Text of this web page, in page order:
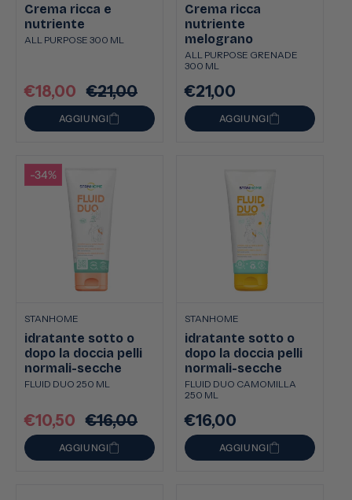
Crema ricca e
nutriente
ALL PURPOSE 300 ML
Prezzo
scontato
€18,00
Prezzo
di
listino
€21,00
AGGIUNGI
Crema ricca
nutriente
melograno
ALL PURPOSE GRENADE
300 ML
Prezzo
di
listino
€21,00
AGGIUNGI
-34%
STANHOME
idratante sotto o
dopo la doccia pelli
normali-secche
FLUID DUO 250 ML
Prezzo
scontato
€10,50
Prezzo
di
listino
€16,00
AGGIUNGI
STANHOME
idratante sotto o
dopo la doccia pelli
normali-secche
FLUID DUO CAMOMILLA
250 ML
Prezzo
di
listino
€16,00
AGGIUNGI